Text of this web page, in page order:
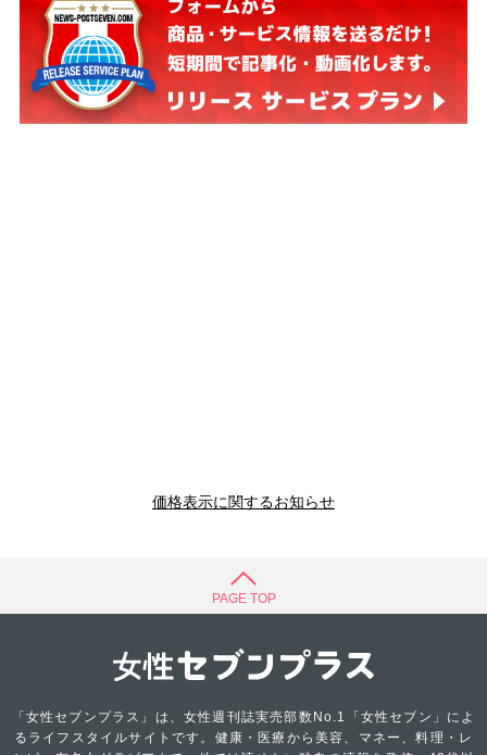
価格表示に関するお知らせ
PAGE TOP
「女性セブンプラス」は、女性週刊誌実売部数No.1「女性セブン」によ
るライフスタイルサイトです。健康・医療から美容、マネー、料理・レ